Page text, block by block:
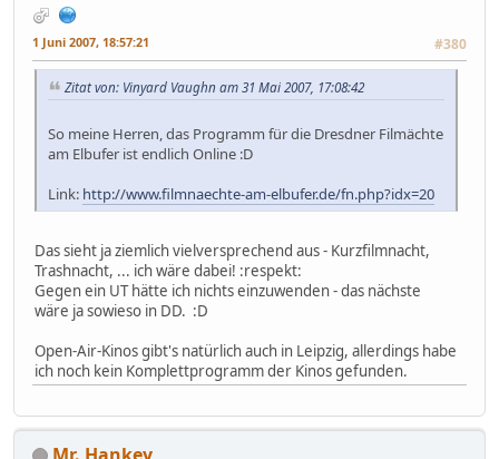
1 Juni 2007, 18:57:21 #380
Zitat von: Vinyard Vaughn am 31 Mai 2007, 17:08:42
So meine Herren, das Programm für die Dresdner Filmächte
am Elbufer ist endlich Online :D
Link: http://www.filmnaechte-am-elbufer.de/fn.php?idx=20
Das sieht ja ziemlich vielversprechend aus - Kurzfilmnacht,
Trashnacht, ... ich wäre dabei! :respekt:
Gegen ein UT hätte ich nichts einzuwenden - das nächste
wäre ja sowieso in DD. :D
Open-Air-Kinos gibt's natürlich auch in Leipzig, allerdings habe
ich noch kein Komplettprogramm der Kinos gefunden.
Mr. Hankey